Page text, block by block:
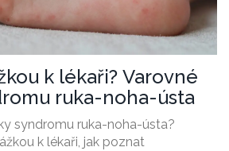
k lékaři? Varovné
ruka-noha-ústa
syndromu ruka-noha-ústa?
k lékaři, jak poznat